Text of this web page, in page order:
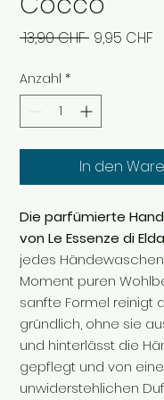
13,90 CHF 9,95 CHF
Anzahl *
In den
Die parfümierte
von Le Essenze di Elda
jedes
Moment puren
sanfte Formel reinigt
gründlich, ohne sie
und hinterlässt die
gepflegt und von
unwiderstehlichen